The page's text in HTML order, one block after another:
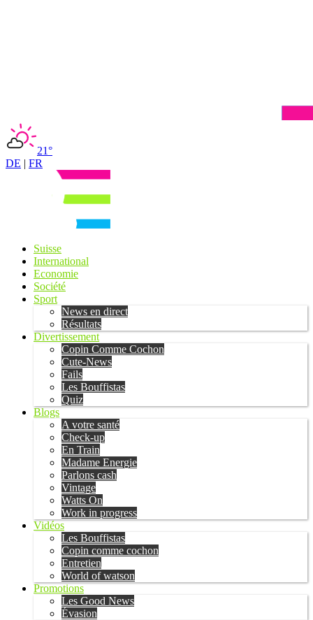
21°
DE | FR
Suisse
International
Economie
Société
Sport
News en direct
Résultats
Divertissement
Copin Comme Cochon
Cute-News
Fails
Les Bouffistas
Quiz
Blogs
A votre santé
Check-up
En Train
Madame Energie
Parlons cash
Vintage
Watts On
Work in progress
Vidéos
Les Bouffistas
Copin comme cochon
Entretien
World of watson
Promotions
Les Good News
Évasion